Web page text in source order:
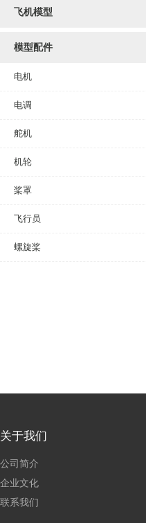
飞机模型
模型配件
电机
电调
舵机
机轮
桨罩
飞行员
螺旋桨
关于我们
公司简介
企业文化
联系我们